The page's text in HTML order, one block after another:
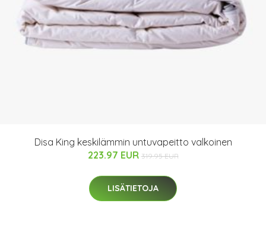
Disa King keskilämmin untuvapeitto valkoinen
223.97 EUR 319.95 EUR
LISÄTIETOJA